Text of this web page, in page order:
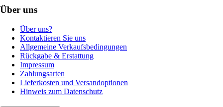
Über uns
Über uns?
Kontaktieren Sie uns
Allgemeine Verkaufsbedingungen
Rückgabe & Erstattung
Impressum
Zahlungsarten
Lieferkosten und Versandoptionen
Hinweis zum Datenschutz